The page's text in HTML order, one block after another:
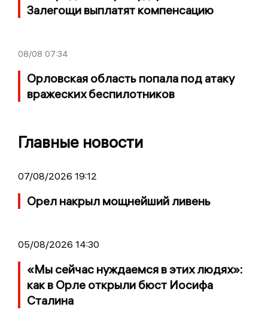
Залегощи выплатят компенсацию
08/08 07:34
Орловская область попала под атаку
вражеских беспилотников
Главные новости
07/08/2026 19:12
Орел накрыл мощнейший ливень
05/08/2026 14:30
«Мы сейчас нуждаемся в этих людях»:
как в Орле открыли бюст Иосифа
Сталина